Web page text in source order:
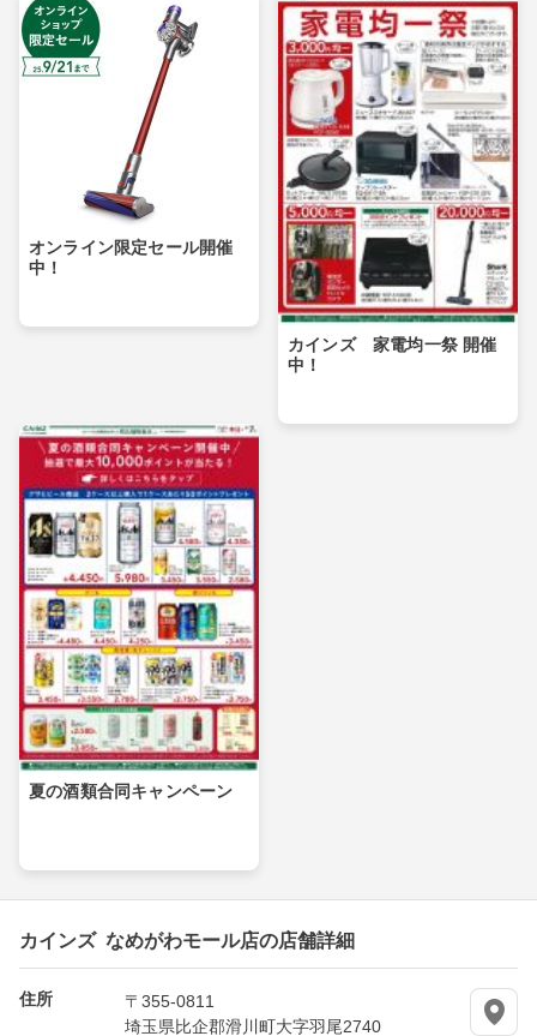
オンライン限定セール開催
中！
カインズ 家電均一祭 開催
中！
夏の酒類合同キャンペーン
カインズ なめがわモール店の店舗詳細
住所
〒355-0811
埼玉県比企郡滑川町大字羽尾2740